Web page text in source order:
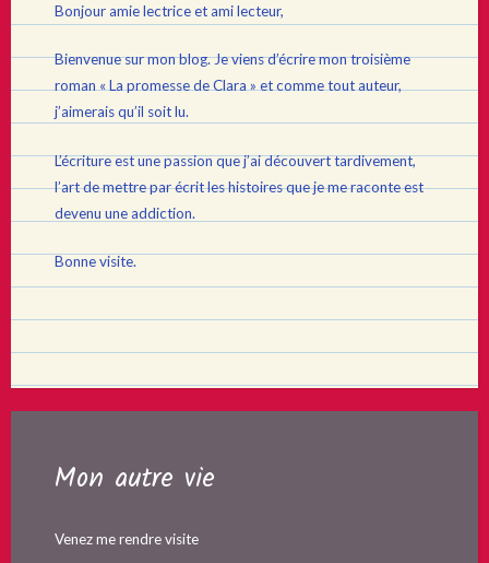
Bonjour amie lectrice et ami lecteur,
Bienvenue sur mon blog. Je viens d’écrire mon troisième
roman « La promesse de Clara » et comme tout auteur,
j’aimerais qu’il soit lu.
L’écriture est une passion que j’ai découvert tardivement,
l’art de mettre par écrit les histoires que je me raconte est
devenu une addiction.
Bonne visite.
Mon autre vie
Venez me rendre visite